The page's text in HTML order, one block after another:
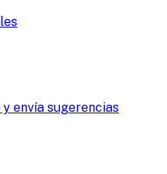
envía sugerencias